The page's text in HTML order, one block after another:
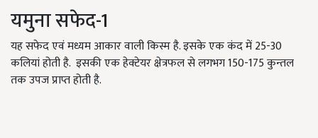
यमुना सफेद-1
यह सफेद एवं मध्यम आकार वाली किस्म है. इसके एक कंद में 25-30
कलियां होती है. इसकी एक हेक्टेयर क्षेत्रफल से लगभग 150-175 कुन्तल
तक उपज प्राप्त होती है.